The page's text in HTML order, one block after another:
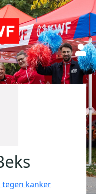
tegen kanker